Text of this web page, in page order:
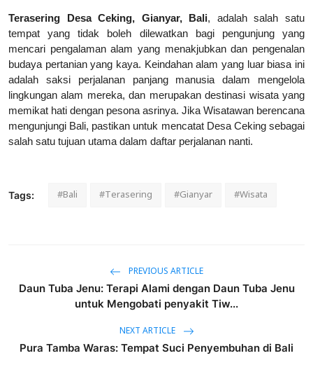
Terasering Desa Ceking, Gianyar, Bali, adalah salah satu
tempat yang tidak boleh dilewatkan bagi pengunjung yang
mencari pengalaman alam yang menakjubkan dan pengenalan
budaya pertanian yang kaya. Keindahan alam yang luar biasa ini
adalah saksi perjalanan panjang manusia dalam mengelola
lingkungan alam mereka, dan merupakan destinasi wisata yang
memikat hati dengan pesona asrinya. Jika Wisatawan berencana
mengunjungi Bali, pastikan untuk mencatat Desa Ceking sebagai
salah satu tujuan utama dalam daftar perjalanan nanti.
Tags: #Bali #Terasering #Gianyar #Wisata
PREVIOUS ARTICLE
Daun Tuba Jenu: Terapi Alami dengan Daun Tuba Jenu
untuk Mengobati penyakit Tiw...
NEXT ARTICLE
Pura Tamba Waras: Tempat Suci Penyembuhan di Bali